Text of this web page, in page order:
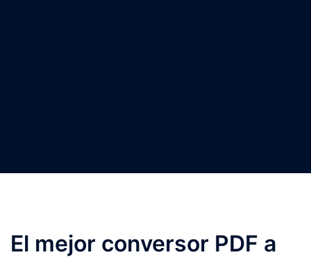
El mejor conversor PDF a